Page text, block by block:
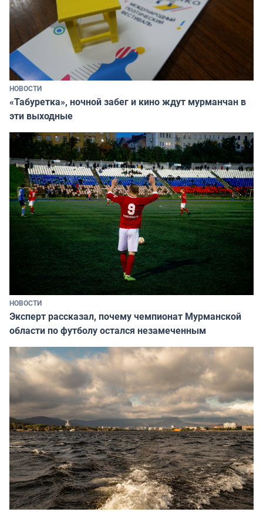
НОВОСТИ
«Табуретка», ночной забег и кино ждут мурманчан в
эти выходные
НОВОСТИ
Эксперт рассказал, почему чемпионат Мурманской
области по футболу остался незамеченным